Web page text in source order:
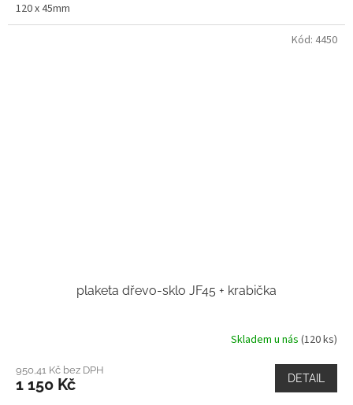
120 x 45mm
plaketa dřevo-sklo JF45 + krabička
Skladem u nás (120 ks)
950,41 Kč bez DPH
1 150 Kč DETAIL
Kód: 4450